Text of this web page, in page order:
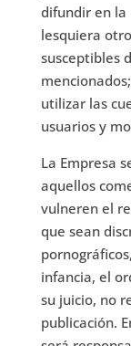
difundir en la
lesquiera
susceptibles
utilizar las
usuarios y
La Empresa
aquellos
vulneren el
que sean
infancia, el
su juicio, no
publicación.